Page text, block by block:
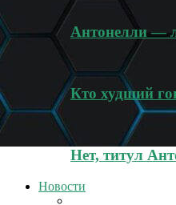
Антонелли —
Кто худший
Нет, титул
Новости